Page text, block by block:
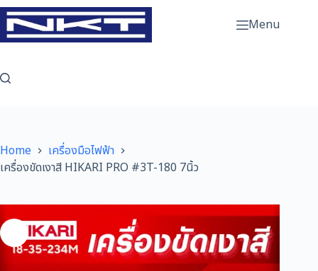
Skip
to
content
Menu
Home
เครื่องมือไฟฟ้า
เครื่องขัดเงาสี HIKARI PRO #3T-180 7นิ้ว